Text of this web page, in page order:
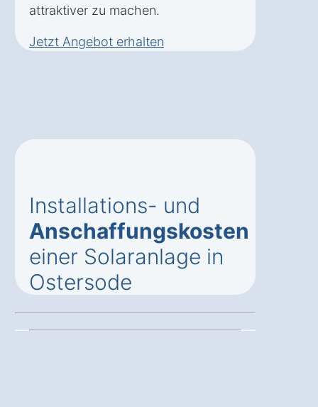
attraktiver zu machen.
Jetzt Angebot erhalten
Installations- und
Anschaffungskosten
einer Solaranlage in
Ostersode